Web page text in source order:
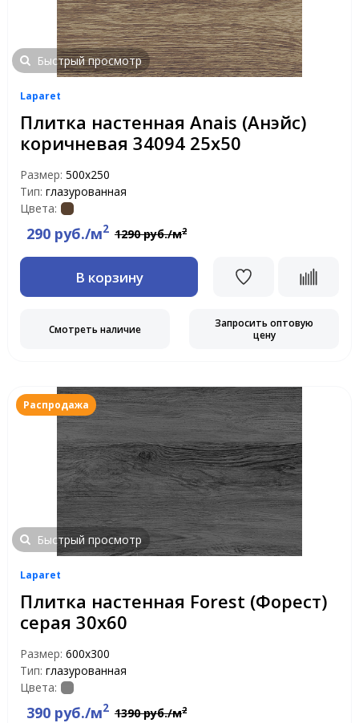
Быстрый просмотр
Laparet
Плитка настенная Anais (Анэйс)
коричневая 34094 25х50
Размер: 500х250
Тип: глазурованная
Цвета:
290 руб./м2 1290 руб./м2
В корзину
Смотреть наличие
Запросить оптовую
цену
Распродажа
Быстрый просмотр
Laparet
Плитка настенная Forest (Форест)
серая 30х60
Размер: 600х300
Тип: глазурованная
Цвета:
390 руб./м2 1390 руб./м2